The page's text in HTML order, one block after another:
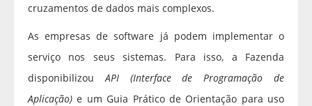
cruzamentos de dados mais complexos.
As empresas de software já podem implementar o
serviço nos seus sistemas. Para isso, a Fazenda
disponibilizouAPI (Interface de Programação de
Aplicação) e um Guia Prático de Orientação para uso